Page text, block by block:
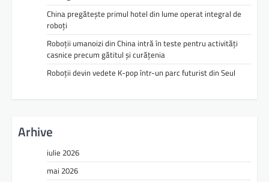
China pregătește primul hotel din lume operat integral de
roboți
Roboții umanoizi din China intră în teste pentru activități
casnice precum gătitul și curățenia
Roboții devin vedete K-pop într-un parc futurist din Seul
Arhive
iulie 2026
mai 2026